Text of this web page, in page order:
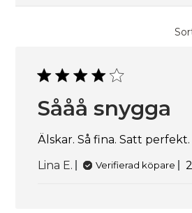
Sååå snygga
Älskar. Så fina. Satt perfekt.
Lina E.
Verifierad köpare